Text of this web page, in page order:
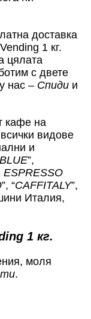
доставка
1 кг.
цялата
с двете
нас – Спиди и
кафе на
видове
и
”,
ESPRESSO
”, “CAFFITALY”,
Италия,
1 кг.
моля
.